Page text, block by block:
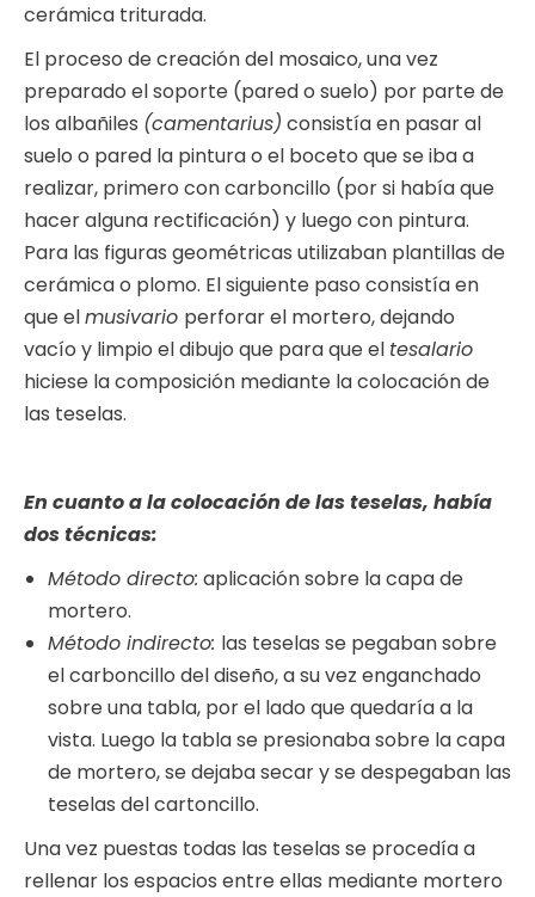
cerámica triturada.
El proceso de creación del mosaico, una vez
preparado el soporte (pared o suelo) por parte de
los albañiles (camentarius) consistía en pasar al
suelo o pared la pintura o el boceto que se iba a
realizar, primero con carboncillo (por si había que
hacer alguna rectificación) y luego con pintura.
Para las figuras geométricas utilizaban plantillas de
cerámica o plomo. El siguiente paso consistía en
que elmusivario perforar el mortero, dejando
vacío y limpio el dibujo que para que el tesalario
hiciese la composición mediante la colocación de
las teselas.
En cuanto a la colocación de las teselas, había
dos técnicas:
Método directo: aplicación sobre la capa de
mortero.
Método indirecto: las teselas se pegaban sobre
el carboncillo del diseño, a su vez enganchado
sobre una tabla, por el lado que quedaría a la
vista. Luego la tabla se presionaba sobre la capa
de mortero, se dejaba secar y se despegaban las
teselas del cartoncillo.
Una vez puestas todas las teselas se procedía a
rellenar los espacios entre ellas mediante mortero